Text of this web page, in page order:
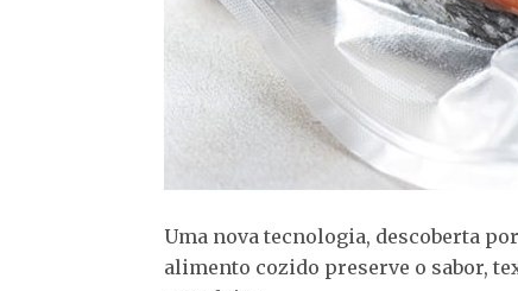
Uma nova tecnologia, descoberta
alimento cozido preserve o sabor,